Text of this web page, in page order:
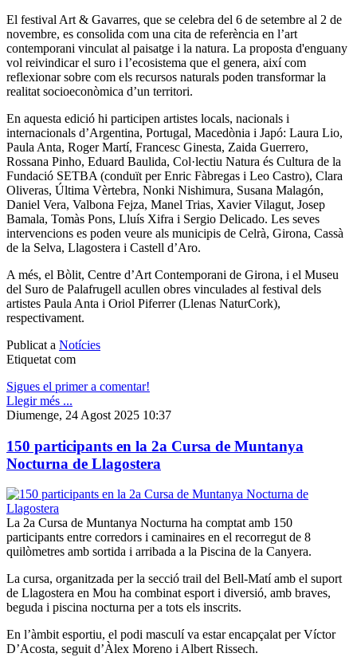
El festival Art & Gavarres, que se celebra del 6 de setembre al 2 de
novembre, es consolida com una cita de referència en l’art
contemporani vinculat al paisatge i la natura. La proposta d'enguany
vol reivindicar el suro i l’ecosistema que el genera, així com
reflexionar sobre com els recursos naturals poden transformar la
realitat socioeconòmica d’un territori.
En aquesta edició hi participen artistes locals, nacionals i
internacionals d’Argentina, Portugal, Macedònia i Japó: Laura Lio,
Paula Anta, Roger Martí, Francesc Ginesta, Zaida Guerrero,
Rossana Pinho, Eduard Baulida, Col·lectiu Natura és Cultura de la
Fundació SETBA (conduït per Enric Fàbregas i Leo Castro), Clara
Oliveras, Última Vèrtebra, Nonki Nishimura, Susana Malagón,
Daniel Vera, Valbona Fejza, Manel Trias, Xavier Vilagut, Josep
Bamala, Tomàs Pons, Lluís Xifra i Sergio Delicado. Les seves
intervencions es poden veure als municipis de Celrà, Girona, Cassà
de la Selva, Llagostera i Castell d’Aro.
A més, el Bòlit, Centre d’Art Contemporani de Girona, i el Museu
del Suro de Palafrugell acullen obres vinculades al festival dels
artistes Paula Anta i Oriol Piferrer (Llenas NaturCork),
respectivament.
Publicat a Notícies
Etiquetat com
Sigues el primer a comentar!
Llegir més ...
Diumenge, 24 Agost 2025 10:37
150 participants en la 2a Cursa de Muntanya
Nocturna de Llagostera
La 2a Cursa de Muntanya Nocturna ha comptat amb 150
participants entre corredors i caminaires en el recorregut de 8
quilòmetres amb sortida i arribada a la Piscina de la Canyera.
La cursa, organitzada per la secció trail del Bell-Matí amb el suport
de Llagostera en Mou ha combinat esport i diversió, amb braves,
beguda i piscina nocturna per a tots els inscrits.
En l’àmbit esportiu, el podi masculí va estar encapçalat per Víctor
D’Acosta, seguit d’Àlex Moreno i Albert Rissech.